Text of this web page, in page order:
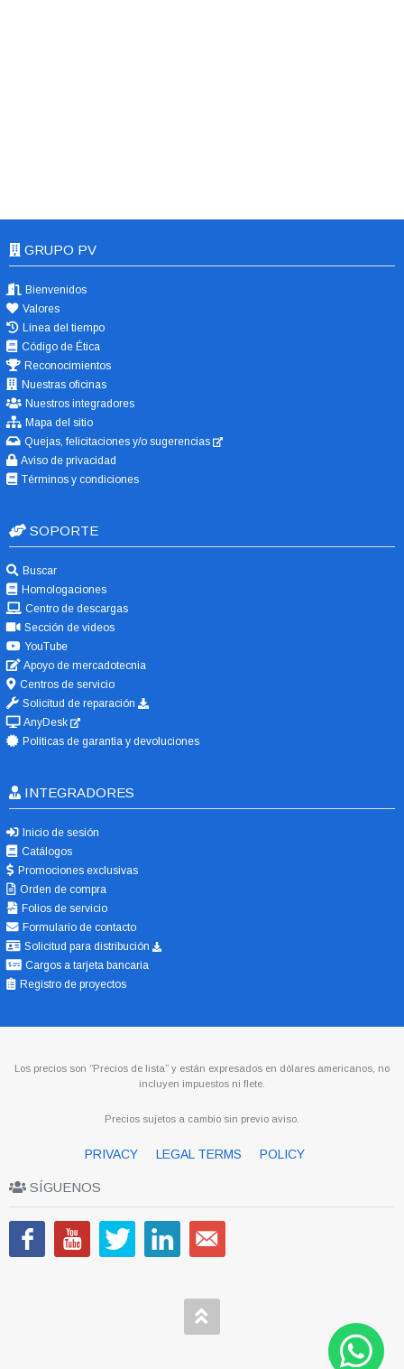
GRUPO PV
Bienvenidos
Valores
Línea del tiempo
Código de Ética
Reconocimientos
Nuestras oficinas
Nuestros integradores
Mapa del sitio
Quejas, felicitaciones y/o sugerencias
Aviso de privacidad
Términos y condiciones
SOPORTE
Buscar
Homologaciones
Centro de descargas
Sección de videos
YouTube
Apoyo de mercadotecnia
Centros de servicio
Solicitud de reparación
AnyDesk
Políticas de garantía y devoluciones
INTEGRADORES
Inicio de sesión
Catálogos
Promociones exclusivas
Orden de compra
Folios de servicio
Formulario de contacto
Solicitud para distribución
Cargos a tarjeta bancaria
Registro de proyectos
Los precios son “Precios de lista” y están expresados en dólares americanos, no
incluyen impuestos ni flete.
Precios sujetos a cambio sin previo aviso.
PRIVACY LEGAL TERMS POLICY
SÍGUENOS